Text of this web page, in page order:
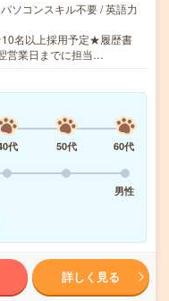
ソコンスキル不要 / 英語力
名以上採用予定★履歴書
営業日までに担当…
代 50代
60代
男性
詳しく見る